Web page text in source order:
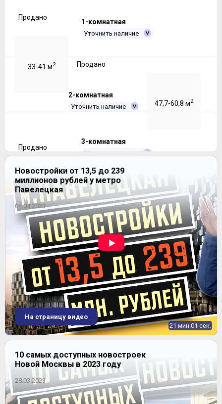
Продано
1-комнатная
Уточнить наличие
33-41 м2 Продано
2-комнатная
Уточнить наличие 47,7-60,8 м2
Продано
3-комнатная
Уточнить наличие
66,5-75,6 м 2 Продано
ЖК "Театральный парк"
Новостройки от 13,5 до 239
миллионов рублей у метро
Павелецкая
04.04.2023
21 мин.01 сек.
На страницу видео
10 самых доступных новостроек
Новой Москвы в 2023 году
28.03.2023